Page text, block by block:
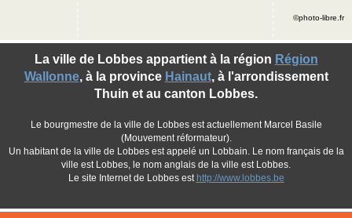
La ville de Lobbes appartient à la région Région
Wallonne, à la province Hainaut, à l'arrondissement
Thuin et au canton Lobbes.
Le bourgmestre de la ville de Lobbes est actuellement Marcel Basile
(Mouvement réformateur).
Un habitant de la ville de Lobbes est appelé un Lobbain. Le nom français de la
ville est Lobbes, le nom anglais de la ville est Lobbes.
Le site Internet de Lobbes est http://www.lobbes.be
©photo-libre.fr